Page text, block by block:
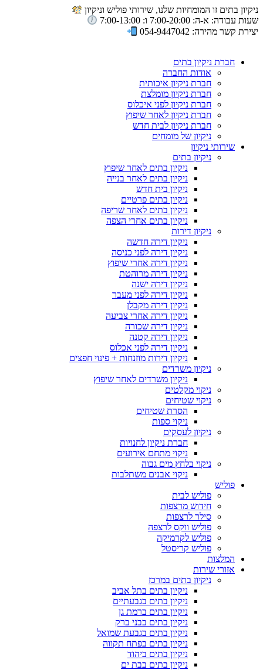
ניקיון בתים זו המומחיות שלנו, שירותי פוליש וניקיון
שעות עבודה: א-ה: 7:00-20:00 ו: 7:00-13:00
יצירת קשר מהירה: 054-9447042
חברת ניקיון בתים
אודות החברה
חברת ניקיון איכותית
חברת ניקיון מומלצת
חברת ניקיון לפני איכלוס
חברת ניקיון לאחר שיפוץ
חברת ניקיון לבית חדש
ניקיון של מומחים
שירותי ניקיון
ניקיון בתים
ניקיון בתים לאחר שיפוץ
ניקיון בתים לאחר בנייה
ניקיון בית חדש
ניקיון בתים פרטיים
ניקיון בתים לאחר שריפה
ניקיון בתים אחרי הצפה
ניקיון דירות
ניקיון דירה חדשה
ניקיון דירה לפני כניסה
ניקיון דירה אחרי שיפוץ
ניקיון דירה מרוהטת
ניקיון דירה ישנה
ניקיון דירה לפני מעבר
ניקיון דירה מקבלן
ניקיון דירה אחרי צביעה
ניקיון דירה שכורה
ניקיון דירה קטנה
ניקיון דירה לפני אכלוס
ניקיון דירות מוזנחות + פינוי חפצים
ניקיון משרדים
ניקיון משרדים לאחר שיפוץ
ניקוי מקלטים
ניקוי שטיחים
הסרת שטיחים
ניקוי ספות
ניקיון לעסקים
חברת ניקיון לחנויות
ניקוי מתחם אירועים
ניקוי בלחץ מים גבוה
ניקוי אבנים משתלבות
פוליש
פוליש לבית
חידוש מרצפות
סילר לרצפות
פוליש ווקס לרצפה
פוליש לקרמיקה
פוליש קריסטל
המלצות
אזורי שירות
ניקיון בתים במרכז
ניקיון בתים בתל אביב
ניקיון בתים בגבעתיים
ניקיון בתים ברמת גן
ניקיון בתים בבני ברק
ניקיון בתים בגבעת שמואל
ניקיון בתים בפתח תקווה
ניקיון בתים ביהוד
ניקיון בתים בבת ים